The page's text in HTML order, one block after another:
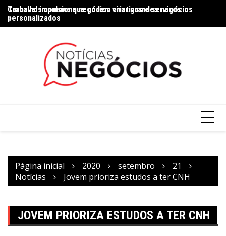
Trabalhos comuns que podem virar grandes negócios
Carnaval impulsiona negócios criativos e serviços
personalizados
Página inicial 2020 setembro
21
Notícias
Jovem prioriza estudos a ter CNH
JOVEM PRIORIZA ESTUDOS A TER CNH